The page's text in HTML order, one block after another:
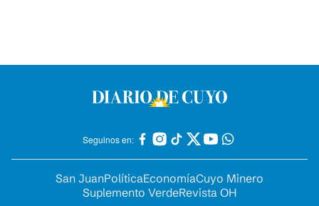
Seguinos en:
San JuanPolíticaEconomíaCuyo Minero
Suplemento VerdeRevista OH